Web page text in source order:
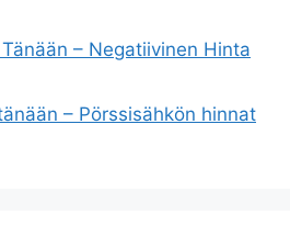
– Negatiivinen Hinta
– Pörssisähkön hinnat